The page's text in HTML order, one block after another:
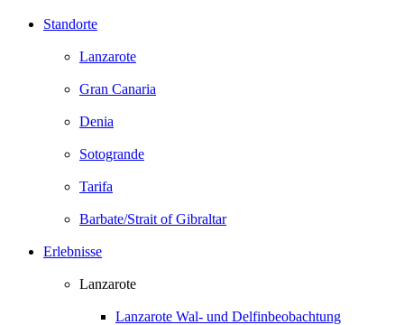
Standorte
Lanzarote
Gran Canaria
Denia
Sotogrande
Tarifa
Barbate/Strait of Gibraltar
Erlebnisse
Lanzarote
Lanzarote Wal- und Delfinbeobachtung